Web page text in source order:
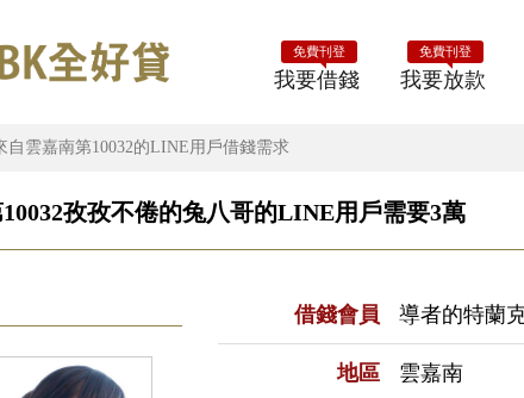
我要借錢
免費刊登
我要放款
免費刊登
自雲嘉南第10032的LINE用戶借錢需求
孜孜不倦的兔八哥的LINE用戶需要3萬
借錢會員 導者的特蘭
地區 雲嘉南